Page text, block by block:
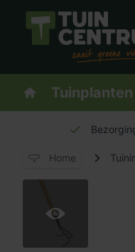
Logo
Homepage
Tuinplanten
Home